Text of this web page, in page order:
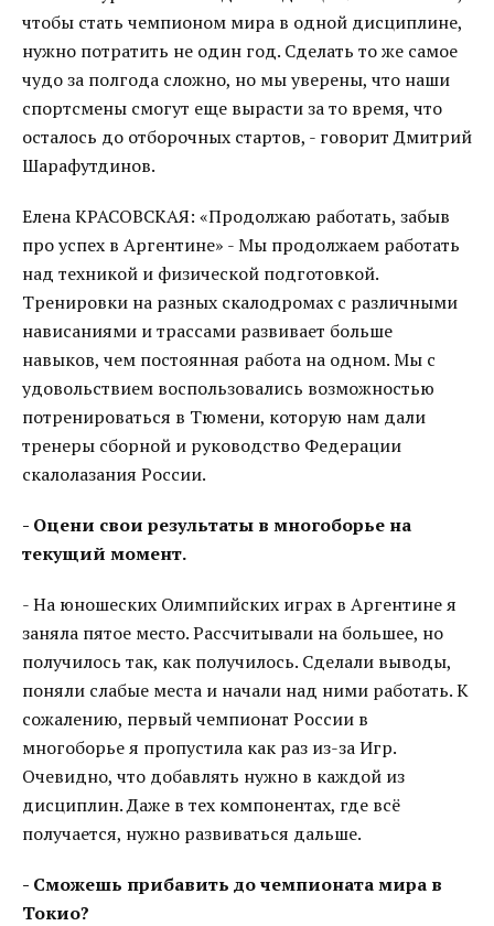
чтобы стать чемпионом мира в одной дисциплине,
нужно потратить не один год. Сделать то же самое
чудо за полгода сложно, но мы уверены, что наши
спортсмены смогут еще вырасти за то время, что
осталось до отборочных стартов, - говорит Дмитрий
Шарафутдинов.
Елена КРАСОВСКАЯ: «Продолжаю работать, забыв
про успех в Аргентине» - Мы продолжаем работать
над техникой и физической подготовкой.
Тренировки на разных скалодромах с различными
нависаниями и трассами развивает больше
навыков, чем постоянная работа на одном. Мы с
удовольствием воспользовались возможностью
потренироваться в Тюмени, которую нам дали
тренеры сборной и руководство Федерации
скалолазания России.
- Оцени свои результаты в многоборье на
текущий момент.
- На юношеских Олимпийских играх в Аргентине я
заняла пятое место. Рассчитывали на большее, но
получилось так, как получилось. Сделали выводы,
поняли слабые места и начали над ними работать. К
сожалению, первый чемпионат России в
многоборье я пропустила как раз из-за Игр.
Очевидно, что добавлять нужно в каждой из
дисциплин. Даже в тех компонентах, где всё
получается, нужно развиваться дальше.
- Сможешь прибавить до чемпионата мира в
Токио?